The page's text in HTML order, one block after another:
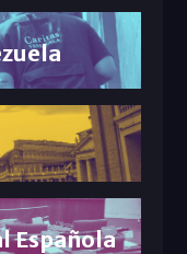
Española